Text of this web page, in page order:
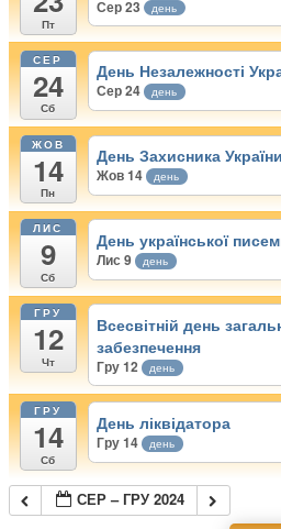
Пт
Сер 23 день
СЕР
24
Сб
День Незалежності
Сер 24 день
ЖОВ
14
Пн
День Захисника України
Жов 14 день
ЛИС
9
Сб
День української
Лис 9 день
ГРУ
12
Чт
Всесвітній день
забезпечення
Гру 12 день
ГРУ
14
Сб
День ліквідатора
Гру 14 день
СЕР – ГРУ 2024